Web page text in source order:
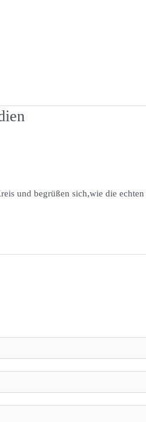
und begrüßen sich,wie die